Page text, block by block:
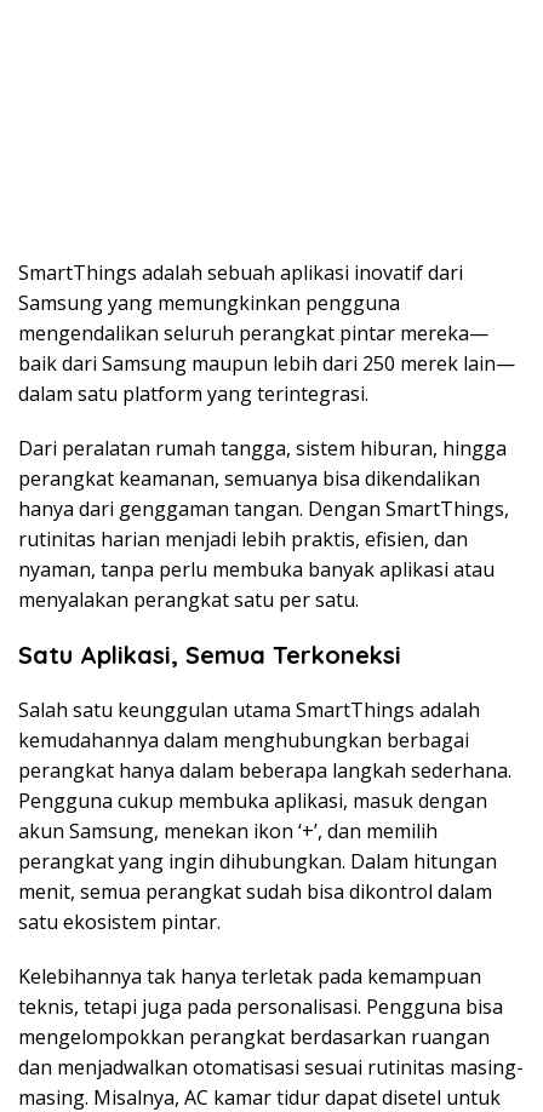
SmartThings adalah sebuah aplikasi inovatif dari
Samsung yang memungkinkan pengguna
mengendalikan seluruh perangkat pintar mereka—
baik dari Samsung maupun lebih dari 250 merek lain—
dalam satu platform yang terintegrasi.
Dari peralatan rumah tangga, sistem hiburan, hingga
perangkat keamanan, semuanya bisa dikendalikan
hanya dari genggaman tangan. Dengan SmartThings,
rutinitas harian menjadi lebih praktis, efisien, dan
nyaman, tanpa perlu membuka banyak aplikasi atau
menyalakan perangkat satu per satu.
Satu Aplikasi, Semua Terkoneksi
Salah satu keunggulan utama SmartThings adalah
kemudahannya dalam menghubungkan berbagai
perangkat hanya dalam beberapa langkah sederhana.
Pengguna cukup membuka aplikasi, masuk dengan
akun Samsung, menekan ikon ‘+’, dan memilih
perangkat yang ingin dihubungkan. Dalam hitungan
menit, semua perangkat sudah bisa dikontrol dalam
satu ekosistem pintar.
Kelebihannya tak hanya terletak pada kemampuan
teknis, tetapi juga pada personalisasi. Pengguna bisa
mengelompokkan perangkat berdasarkan ruangan
dan menjadwalkan otomatisasi sesuai rutinitas masing-
masing. Misalnya, AC kamar tidur dapat disetel untuk